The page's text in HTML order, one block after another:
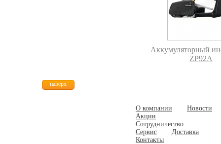
Аккумуляторный
ZP92A
О компании
Новости
Акции
Сотрудничество
Сервис
Доставка
Контакты
наверх